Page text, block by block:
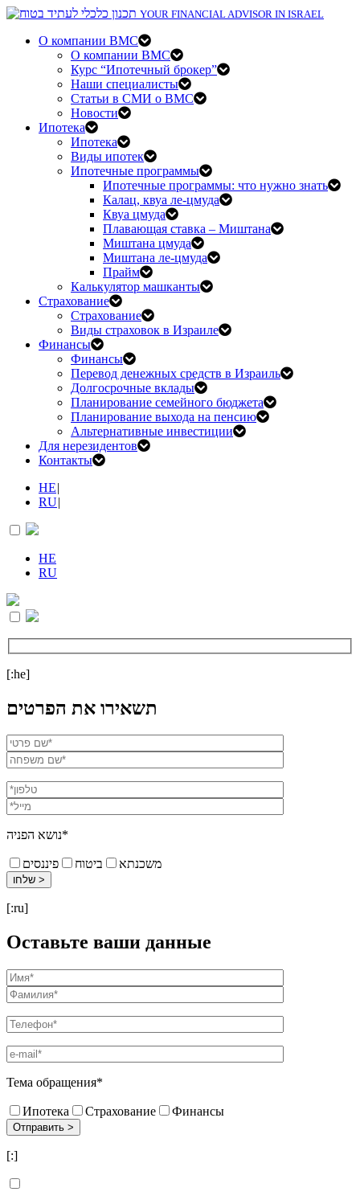
YOUR FINANCIAL ADVISOR IN ISRAEL
О компании BMC
О компании BMC
Курс “Ипотечный брокер”
Наши специалисты
Статьи в СМИ о BMC
Новости
Ипотека
Ипотека
Виды ипотек
Ипотечные программы
Ипотечные программы: что нужно знать
Калац, квуа ле-цмуда
Квуа цмуда
Плавающая ставка – Миштана
Миштана цмуда
Миштана ле-цмуда
Прайм
Калькулятор машканты
Страхование
Страхование
Виды страховок в Израиле
Финансы
Финансы
Перевод денежных средств в Израиль
Долгосрочные вклады
Планирование семейного бюджета
Планирование выхода на пенсию
Альтернативные инвестиции
Для нерезидентов
Контакты
HE|
RU|
HE
RU
[:he]
תשאירו את הפרטים
נושא הפניה*
משכנתא ביטוח פיננסים
[:ru]
Оставьте ваши данные
Тема обращения*
Ипотека Страхование Финансы
[:]